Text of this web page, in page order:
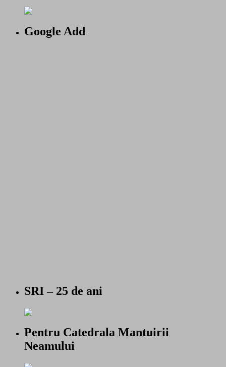
Google Add
SRI – 25 de ani
Pentru Catedrala Mantuirii
Neamului